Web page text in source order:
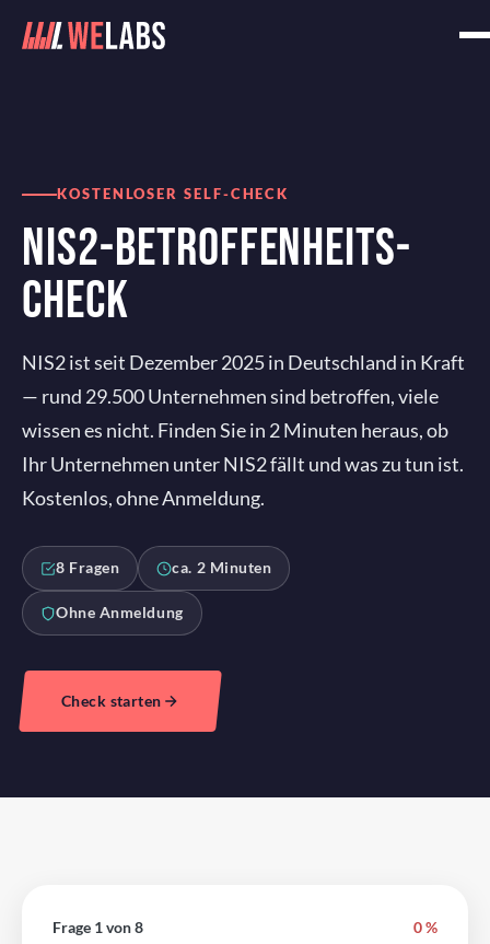
Home Security NIS2-Betroffenheits-Check
KOSTENLOSER SELF-CHECK
NIS2-BETROFFENHEITS-
CHECK
NIS2 ist seit Dezember 2025 in Deutschland in Kraft
— rund 29.500 Unternehmen sind betroffen, viele
wissen es nicht. Finden Sie in 2 Minuten heraus, ob
Ihr Unternehmen unter NIS2 fällt und was zu tun ist.
Kostenlos, ohne Anmeldung.
8 Fragen ca. 2 Minuten
Ohne Anmeldung
Check starten
Frage 1 von 8 0 %